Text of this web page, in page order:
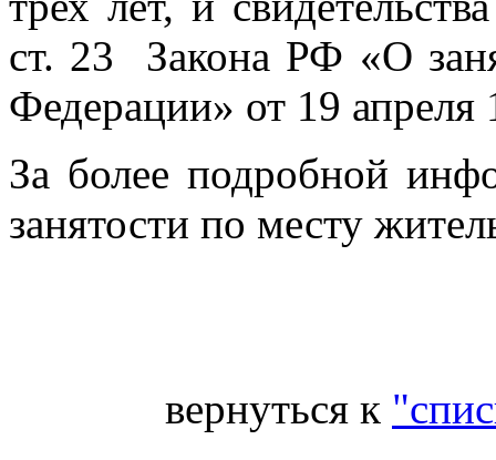
ст. 23 Закона РФ «О
Федерации» от 19
За более подробной
занятости по месту
вернуться к